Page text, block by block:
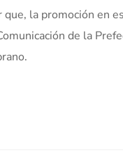
que, la promoción en
de la